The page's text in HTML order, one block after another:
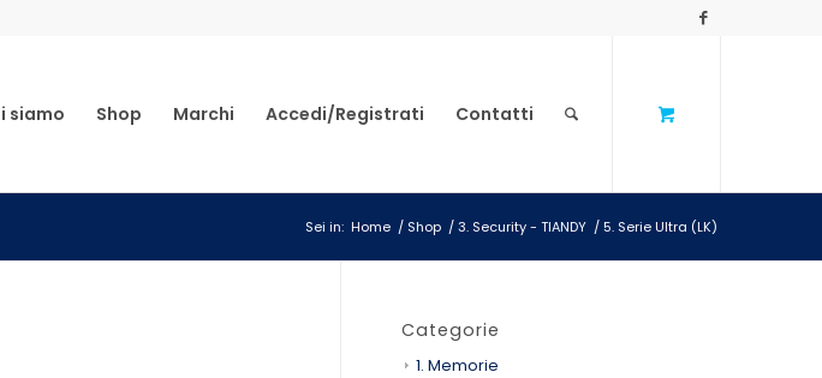
siamo Shop Marchi Accedi/Registrati Contatti
Sei in: Home / Shop / 3. Security - TIANDY / 5. Serie Ultra (LK)
Categorie
1. Memorie